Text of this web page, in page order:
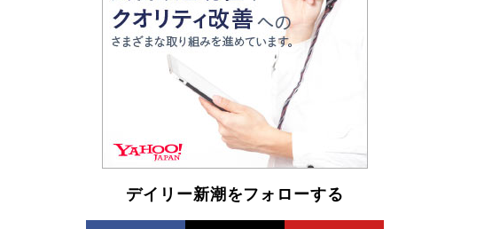
デイリー新潮をフォローする